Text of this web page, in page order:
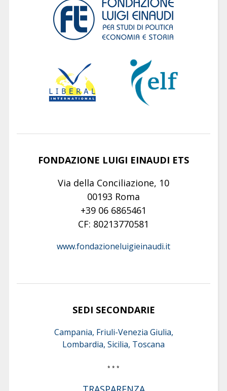
FONDAZIONE LUIGI EINAUDI ETS
Via della Conciliazione, 10
00193 Roma
+39 06 6865461
CF: 80213770581
www.fondazioneluigieinaudi.it
SEDI SECONDARIE
Campania, Friuli-Venezia Giulia,
Lombardia, Sicilia, Toscana
* * *